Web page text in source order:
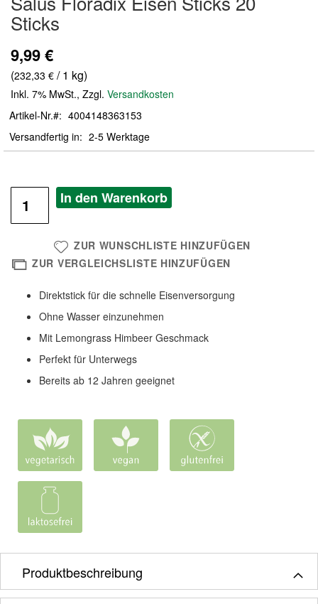
der
Bildergalerie
Sticks
9,99 €
(232,33 € / 1 kg)
Inkl. 7% MwSt., Zzgl. Versandkosten
Artikel-Nr.
4004148363153
Versandfertig in
2-5 Werktage
In den Warenkorb
ZUR WUNSCHLISTE HINZUFÜGEN
ZUR VERGLEICHSLISTE HINZUFÜGEN
Direktstick für die schnelle Eisenversorgung
Ohne Wasser einzunehmen
Mit Lemongrass Himbeer Geschmack
Perfekt für Unterwegs
Bereits ab 12 Jahren geeignet
Produktbeschreibung